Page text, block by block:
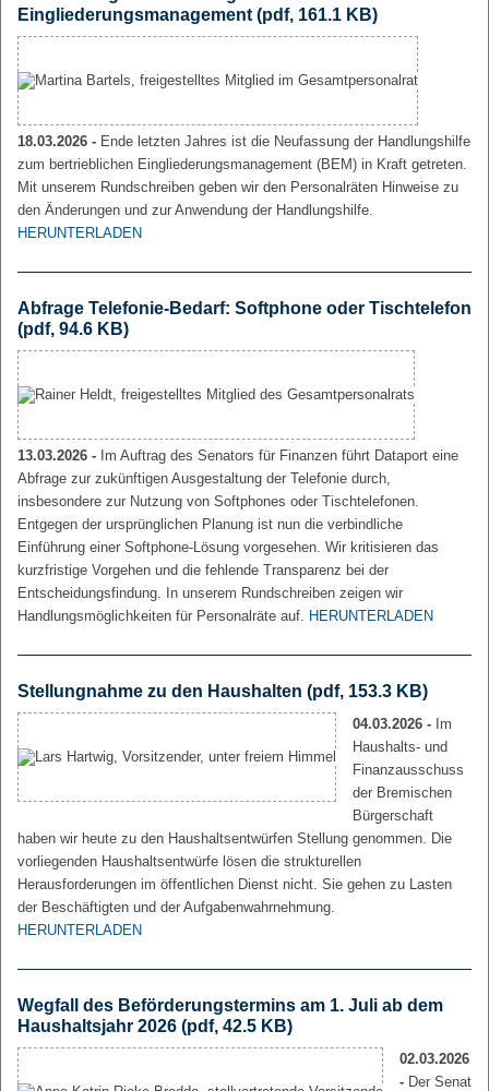
Eingliederungsmanagement (pdf, 161.1 KB)
18.03.2026 - Ende letzten Jahres ist die Neufassung der Handlungshilfe
zum bertrieblichen Eingliederungsmanagement (BEM) in Kraft getreten.
Mit unserem Rundschreiben geben wir den Personalräten Hinweise zu
den Änderungen und zur Anwendung der Handlungshilfe.
HERUNTERLADEN
Abfrage Telefonie-Bedarf: Softphone oder Tischtelefon
(pdf, 94.6 KB)
13.03.2026 - Im Auftrag des Senators für Finanzen führt Dataport eine
Abfrage zur zukünftigen Ausgestaltung der Telefonie durch,
insbesondere zur Nutzung von Softphones oder Tischtelefonen.
Entgegen der ursprünglichen Planung ist nun die verbindliche
Einführung einer Softphone-Lösung vorgesehen. Wir kritisieren das
kurzfristige Vorgehen und die fehlende Transparenz bei der
Entscheidungsfindung. In unserem Rundschreiben zeigen wir
Handlungsmöglichkeiten für Personalräte auf. HERUNTERLADEN
Stellungnahme zu den Haushalten (pdf, 153.3 KB)
04.03.2026 - Im
Haushalts- und
Finanzausschuss
der Bremischen
Bürgerschaft
haben wir heute zu den Haushaltsentwürfen Stellung genommen. Die
vorliegenden Haushaltsentwürfe lösen die strukturellen
Herausforderungen im öffentlichen Dienst nicht. Sie gehen zu Lasten
der Beschäftigten und der Aufgabenwahrnehmung.
HERUNTERLADEN
Wegfall des Beförderungstermins am 1. Juli ab dem
Haushaltsjahr 2026 (pdf, 42.5 KB)
02.03.2026
- Der Senat